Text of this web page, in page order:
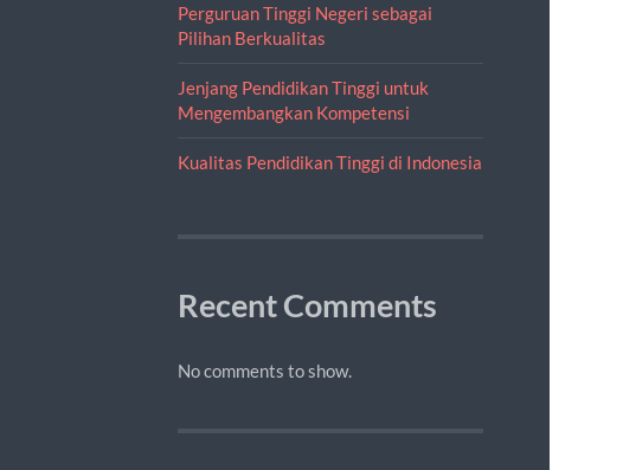
Perguruan Tinggi Negeri sebagai
Pilihan Berkualitas
Jenjang Pendidikan Tinggi untuk
Mengembangkan Kompetensi
Kualitas Pendidikan Tinggi di Indonesia
Recent Comments
No comments to show.